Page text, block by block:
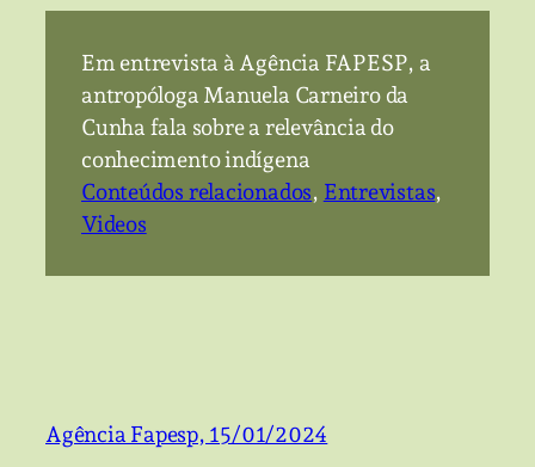
Em entrevista à Agência FAPESP, a
antropóloga Manuela Carneiro da
Cunha fala sobre a relevância do
conhecimento indígena
Conteúdos relacionados, Entrevistas
Videos
Agência Fapesp, 15/01/2024